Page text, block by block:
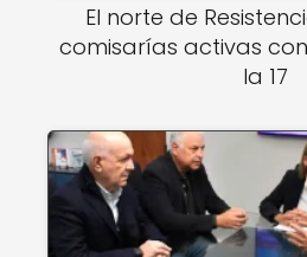
El norte de
comisarías activas
la 17